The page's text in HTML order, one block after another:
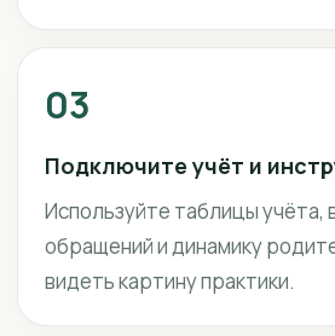
03
Подключите учёт и
Используйте таблицы учёта,
обращений и динамику
видеть картину практики.